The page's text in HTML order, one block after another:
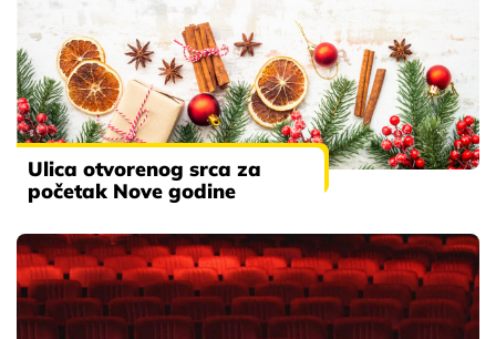
Ulica otvorenog srca za
početak Nove godine